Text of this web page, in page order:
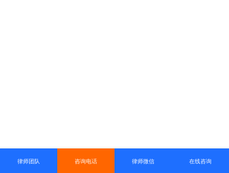
律师团队 咨询电话 律师微信 在线咨询